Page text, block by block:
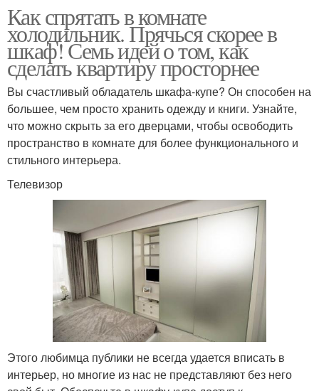
Как спрятать в комнате
холодильник. Прячься скорее в
шкаф! Семь идей о том, как
сделать квартиру просторнее
Вы счастливый обладатель шкафа-купе? Он способен на
большее, чем просто хранить одежду и книги. Узнайте,
что можно скрыть за его дверцами, чтобы освободить
пространство в комнате для более функционального и
стильного интерьера.
Телевизор
Этого любимца публики не всегда удается вписать в
интерьер, но многие из нас не представляют без него